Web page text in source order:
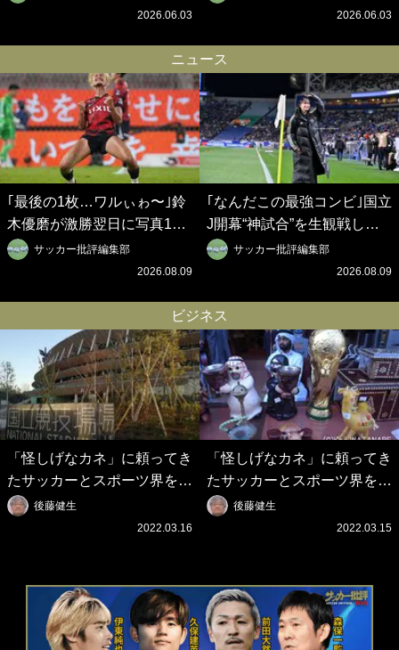
ベルギークラブ、次なる野望
ロイデン立石敬之CEOの世
界戦略】(2)
2026.06.03
挙を成し遂げられたのか？
之CEOの世界戦略】(1)
2026.06.03
ニュース
｢最後の1枚…ワルぃゎ〜｣鈴
木優磨が激勝翌日に写真12
枚投稿→渾身の“煽りショッ
ト”に興奮！｢最後の1枚まで
サッカー批評編集部
2026.08.09
｢なんだこの最強コンビ｣国立
J開幕“神試合”を生観戦した
仲良しサッカー美女コンビの
現地ショットが話題！｢メッ
ちゃくちゃ可愛い｣
サッカー批評編集部
2026.08.09
ビジネス
「怪しげなカネ」に頼ってき
たサッカーとスポーツ界を待
つ未来(4)スポーツを「持続
可能」にする「真の投資」の
後藤健生
2022.03.16
「怪しげなカネ」に頼ってき
たサッカーとスポーツ界を待
つ未来(3)「ロシアン・マネ
ー」に続く中東の「オイルマ
後藤健生
2022.03.15